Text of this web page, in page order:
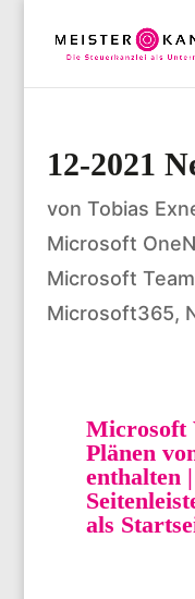
12-2021
von Tobias
Microsoft
Microsoft
Microsoft365,
Microsoft
Plänen
enthalten
als